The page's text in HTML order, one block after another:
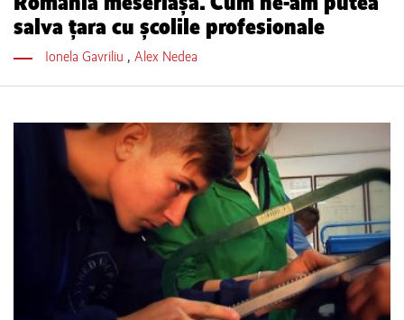
salva țara cu școlile profesionale
Ionela Gavriliu , Alex Nedea